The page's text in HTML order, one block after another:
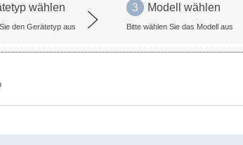
wählen
den Gerätetyp aus
Modell wählen
Bitte wählen Sie das Modell aus